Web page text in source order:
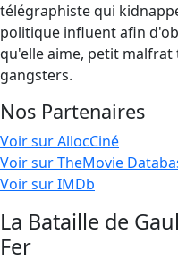
télégraphiste qui
politique influent afin
qu'elle aime, petit malfrat
gangsters.
Nos Partenaires
Voir sur AllocCiné
Voir sur TheMovie
Voir sur IMDb
La Bataille de
Fer